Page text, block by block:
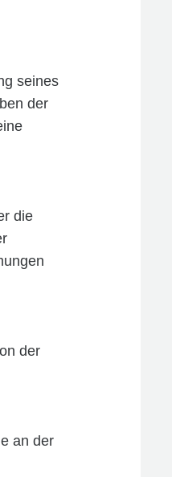
seines
der
die
der
an der